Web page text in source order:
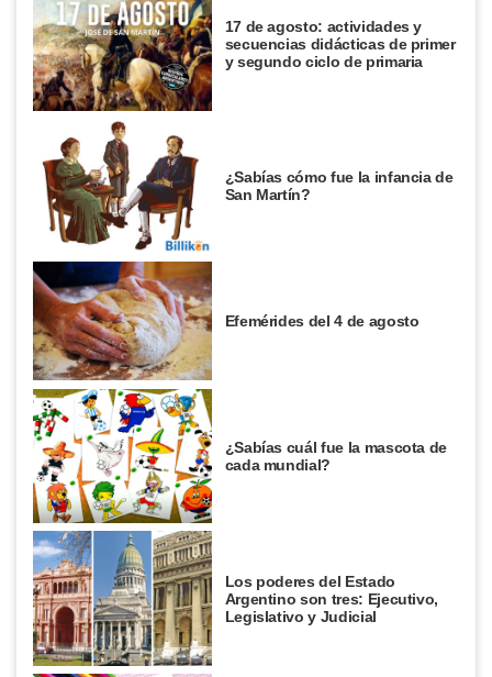
17 de agosto: actividades y
secuencias didácticas de primer
y segundo ciclo de primaria
¿Sabías cómo fue la infancia de
San Martín?
Efemérides del 4 de agosto
¿Sabías cuál fue la mascota de
cada mundial?
Los poderes del Estado
Argentino son tres: Ejecutivo,
Legislativo y Judicial